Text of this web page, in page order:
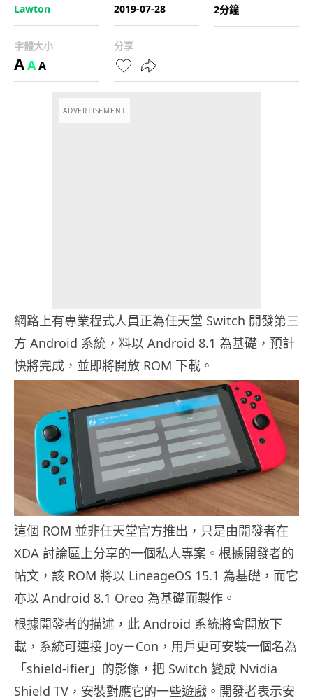
Lawton
2019-07-28
2分鐘
字體大小
AAA
分享
ADVERTISEMENT
網路上有專業程式人員正為任天堂 Switch 開發第三
方 Android 系統，料以 Android 8.1 為基礎，預計
快將完成，並即將開放 ROM 下載。
這個 ROM 並非任天堂官方推出，只是由開發者在
XDA 討論區上分享的一個私人專案。根據開發者的
帖文，該 ROM 將以 LineageOS 15.1 為基礎，而它
亦以 Android 8.1 Oreo 為基礎而製作。
根據開發者的描述，此 Android 系統將會開放下
載，系統可連接 Joy－Con，用戶更可安裝一個名為
「shield-ifier」的影像，把 Switch 變成 Nvidia
Shield TV，安裝對應它的一些遊戲。開發者表示安